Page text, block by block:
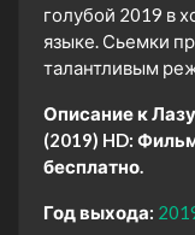
голубой 2019 в
языке. Сьемки
талантливым
Описание к
(2019) HD:
бесплатно.
Год выхода: